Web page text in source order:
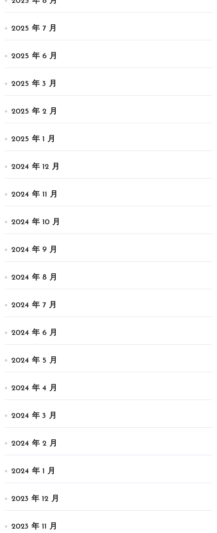
2025 年 7 月
2025 年 6 月
2025 年 3 月
2025 年 2 月
2025 年 1 月
2024 年 12 月
2024 年 11 月
2024 年 10 月
2024 年 9 月
2024 年 8 月
2024 年 7 月
2024 年 6 月
2024 年 5 月
2024 年 4 月
2024 年 3 月
2024 年 2 月
2024 年 1 月
2023 年 12 月
2023 年 11 月